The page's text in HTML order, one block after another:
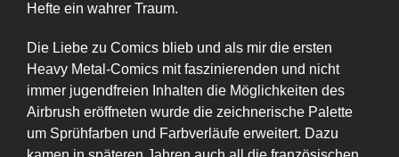
Hefte ein wahrer Traum.
Die Liebe zu Comics blieb und als mir die ersten
Heavy Metal-Comics mit faszinierenden und nicht
immer jugendfreien Inhalten die Möglichkeiten des
Airbrush eröffneten wurde die zeichnerische Palette
um Sprühfarben und Farbverläufe erweitert. Dazu